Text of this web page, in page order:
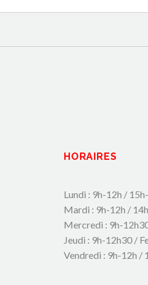
HORAIRES
Lundi : 9h-12h /
Mardi : 9h-12h /
Mercredi : 9h-
Jeudi : 9h-12h30 /
Vendredi : 9h-12h /